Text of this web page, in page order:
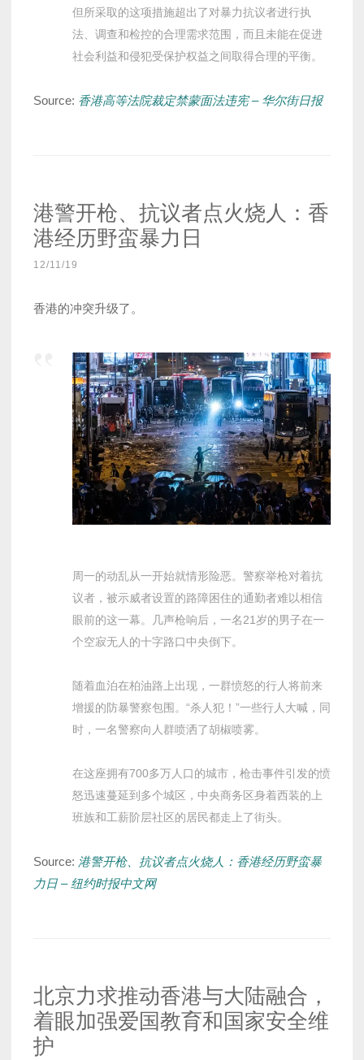
但所采取的这项措施超出了对暴力抗议者进行执
法、调查和检控的合理需求范围，而且未能在促进
社会利益和侵犯受保护权益之间取得合理的平衡。
Source: 香港高等法院裁定禁蒙面法违宪 – 华尔街日报
港警开枪、抗议者点火烧人：香
港经历野蛮暴力日
12/11/19
香港的冲突升级了。
周一的动乱从一开始就情形险恶。警察举枪对着抗
议者，被示威者设置的路障困住的通勤者难以相信
眼前的这一幕。几声枪响后，一名21岁的男子在一
个空寂无人的十字路口中央倒下。
随着血泊在柏油路上出现，一群愤怒的行人将前来
增援的防暴警察包围。“杀人犯！”一些行人大喊，同
时，一名警察向人群喷洒了胡椒喷雾。
在这座拥有700多万人口的城市，枪击事件引发的愤
怒迅速蔓延到多个城区，中央商务区身着西装的上
班族和工薪阶层社区的居民都走上了街头。
Source: 港警开枪、抗议者点火烧人：香港经历野蛮暴
力日 – 纽约时报中文网
北京力求推动香港与大陆融合，
着眼加强爱国教育和国家安全维
护